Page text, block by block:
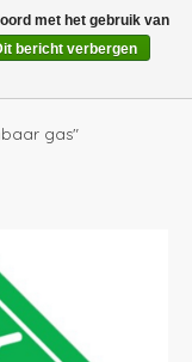
volgende dag in huis!
Verlanglijst
gas"
met het gebruik van
bericht verbergen